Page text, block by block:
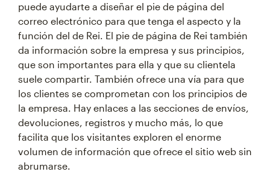
puede ayudarte a diseñar el pie de página del
correo electrónico para que tenga el aspecto y la
función del de Rei. El pie de página de Rei también
da información sobre la empresa y sus principios,
que son importantes para ella y que su clientela
suele compartir. También ofrece una vía para que
los clientes se comprometan con los principios de
la empresa. Hay enlaces a las secciones de envíos,
devoluciones, registros y mucho más, lo que
facilita que los visitantes exploren el enorme
volumen de información que ofrece el sitio web sin
abrumarse.